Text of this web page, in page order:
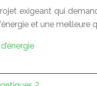
exigeant qui
et une meilleure